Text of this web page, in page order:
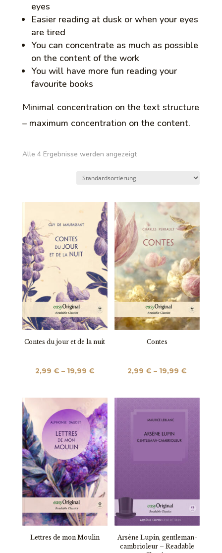
eyes
Easier reading at dusk or when your eyes
are tired
You can concentrate as much as possible
on the content of the work
You will have more fun reading your
favourite books
Minimal concentration on the text structure
– maximum concentration on the content.
Alle 4 Ergebnisse werden angezeigt
Contes du jour et de la nuit
2,99 € – 19,99 €Preisspanne:
bis
19,99 €
Contes
2,99€ – 19,99€
bis
19,99 €
Lettres de mon Moulin
Arsène Lupin, gentleman-
cambrioleur – Readable